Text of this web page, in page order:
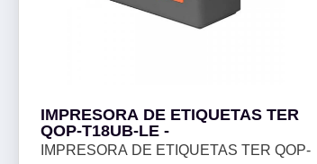
IMPRESORA DE ETIQUETAS TER
QOP-T18UB-LE -
IMPRESORA DE ETIQUETAS TER QOP-